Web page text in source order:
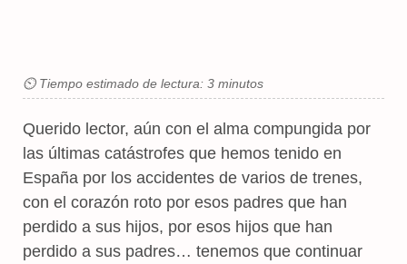
⏲ Tiempo estimado de lectura: 3 minutos
Querido lector, aún con el alma compungida por
las últimas catástrofes que hemos tenido en
España por los accidentes de varios de trenes,
con el corazón roto por esos padres que han
perdido a sus hijos, por esos hijos que han
perdido a sus padres… tenemos que continuar